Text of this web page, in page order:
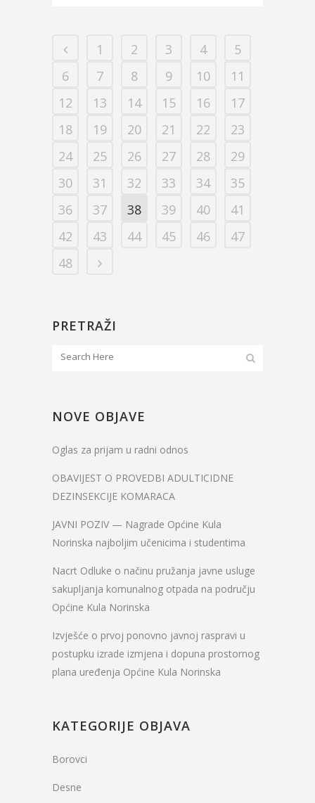
1 2 3 4
5
6
7 8 9 10
11
12
13 14 15 16
17
18
19 20 21 22
23
24
25 26 27 28
29
30
31 32 33 34
35
36
37 38 39 40
41
42
43 44 45 46
47
48
PRETRAŽI
NOVE OBJAVE
Oglas za prijam u radni odnos
OBAVIJEST O PROVEDBI ADULTICIDNE
DEZINSEKCIJE KOMARACA
JAVNI POZIV — Nagrade Općine Kula
Norinska najboljim učenicima i studentima
Nacrt Odluke o načinu pružanja javne usluge
sakupljanja komunalnog otpada na području
Općine Kula Norinska
Izvješće o prvoj ponovno javnoj raspravi u
postupku izrade izmjena i dopuna prostornog
plana uređenja Općine Kula Norinska
KATEGORIJE OBJAVA
Borovci
Desne